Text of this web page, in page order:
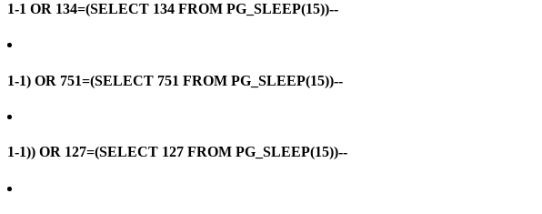
1-1 OR 134=(SELECT 134 FROM PG_SLEEP(15))--
1-1) OR 751=(SELECT 751 FROM PG_SLEEP(15))--
1-1)) OR 127=(SELECT 127 FROM PG_SLEEP(15))--